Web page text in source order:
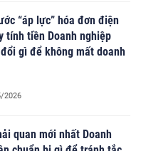
“áp lực” hóa đơn điện
tính tiền Doanh nghiệp
gì để không mất doanh
2026
quan mới nhất Doanh